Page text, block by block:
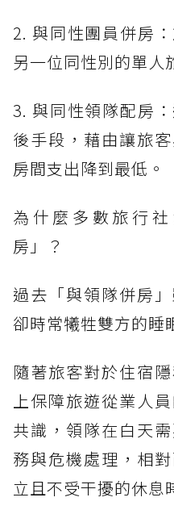
2. 與同性團員併房
另一位同性別的單人
3. 與同性領隊配房
後手段，藉由讓旅
房間支出降到最低。
為什麼多數旅行
房」？
過去「與領隊併房
卻時常犧牲雙方的睡
隨著旅客對於住宿
上保障旅遊從業人
共識，領隊在白天
務與危機處理，相
立且不受干擾的休息